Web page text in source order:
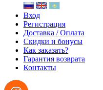
Вход
Регистрация
Доставка / Оплата
Скидки и бонусы
Как заказать?
Гарантия возврата
Контакты